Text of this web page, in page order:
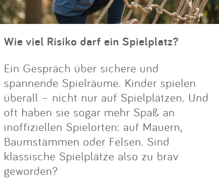
Wie viel Risiko darf ein Spielplatz?
Ein Gespräch über sichere und
spannende Spielräume. Kinder spielen
überall – nicht nur auf Spielplätzen. Und
oft haben sie sogar mehr Spaß an
inoffiziellen Spielorten: auf Mauern,
Baumstämmen oder Felsen. Sind
klassische Spielplätze also zu brav
geworden?